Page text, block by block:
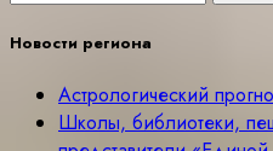
Новости региона
Астрологический
Школы, библиотеки,